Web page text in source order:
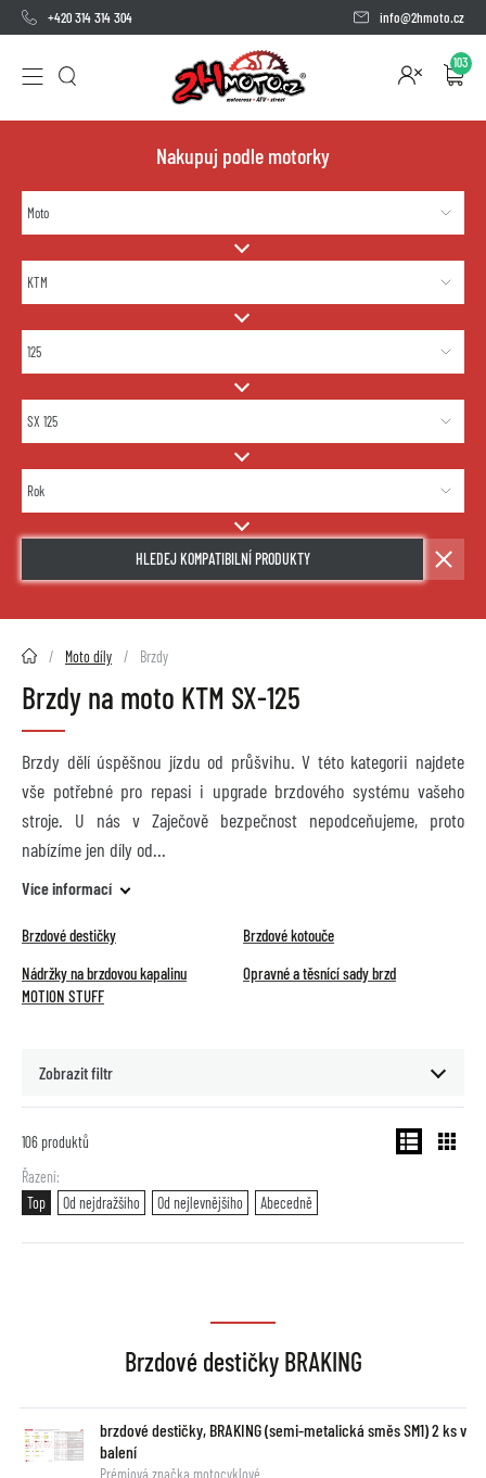
+420 314 314 304 info@2hmoto.cz
103
Nakupuj podle motorky
HLEDEJ KOMPATIBILNÍ PRODUKTY
2HMOTO.cz Moto díly Brzdy
Brzdy na moto KTM SX-125
Brzdy dělí úspěšnou jízdu od průšvihu. V této kategorii najdete
vše potřebné pro repasi i upgrade brzdového systému vašeho
stroje. U nás v Zaječově bezpečnost nepodceňujeme, proto
nabízíme jen díly od
Více informací
Brzdové destičky
Brzdové kotouče
Nádržky na brzdovou kapalinu
MOTION STUFF
Opravné a těsnící sady brzd
Zobrazit filtr
106 produktů
Řazení
Top
Od nejdražšího Od nejlevnějšího Abecedně
Brzdové destičky BRAKING
brzdové destičky, BRAKING (semi-metalická směs SM1) 2 ks v
balení